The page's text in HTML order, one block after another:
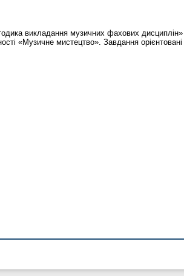
викладання музичних фахових дисциплін»
«Музичне мистецтво». Завдання